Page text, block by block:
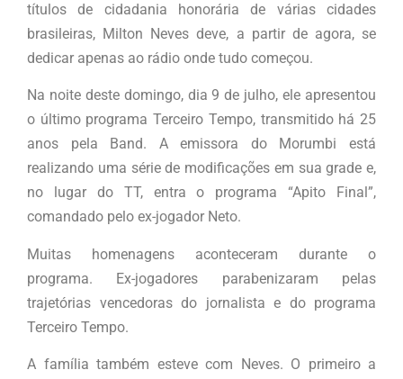
títulos de cidadania honorária de várias cidades
brasileiras, Milton Neves deve, a partir de agora, se
dedicar apenas ao rádio onde tudo começou.
Na noite deste domingo, dia 9 de julho, ele apresentou
o último programa Terceiro Tempo, transmitido há 25
anos pela Band. A emissora do Morumbi está
realizando uma série de modificações em sua grade e,
no lugar do TT, entra o programa “Apito Final”,
comandado pelo ex-jogador Neto.
Muitas homenagens aconteceram durante o
programa. Ex-jogadores parabenizaram pelas
trajetórias vencedoras do jornalista e do programa
Terceiro Tempo.
A família também esteve com Neves. O primeiro a